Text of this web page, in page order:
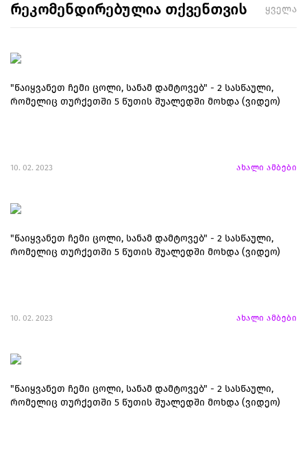
რეკომენდირებულია თქვენთვის ყველა
"წაიყვანეთ ჩემი ცოლი, სანამ დამტოვებ" - 2 სასწაული,
რომელიც თურქეთში 5 წუთის შუალედში მოხდა (ვიდეო)
10. 02. 2023 ახალი ამბები
"წაიყვანეთ ჩემი ცოლი, სანამ დამტოვებ" - 2 სასწაული,
რომელიც თურქეთში 5 წუთის შუალედში მოხდა (ვიდეო)
10. 02. 2023 ახალი ამბები
"წაიყვანეთ ჩემი ცოლი, სანამ დამტოვებ" - 2 სასწაული,
რომელიც თურქეთში 5 წუთის შუალედში მოხდა (ვიდეო)